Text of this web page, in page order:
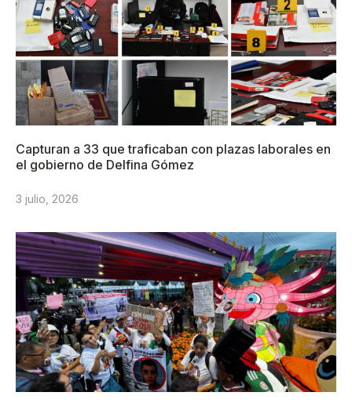
Capturan a 33 que traficaban con plazas laborales en
el gobierno de Delfina Gómez
3 julio, 2026